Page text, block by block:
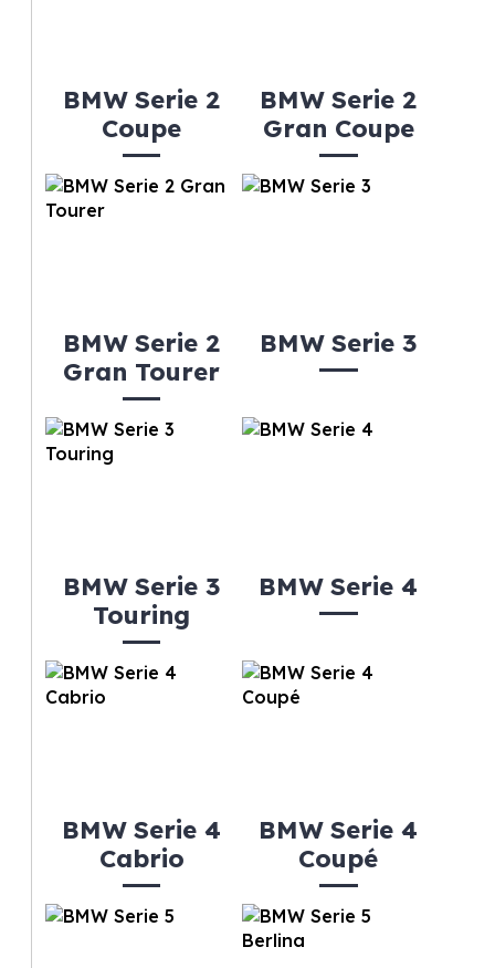
BMW Serie 2
Coupe
BMW Serie 2
Gran Coupe
BMW Serie 2
Gran Tourer
BMW Serie 3
BMW Serie 3
Touring
BMW Serie 4
BMW Serie 4
Cabrio
BMW Serie 4
Coupé